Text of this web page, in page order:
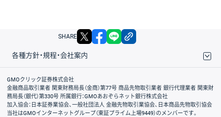
SHARE X facebook
各種方針・規程・会社案内
取引規程・約款
サイトマップ
その他のご案内
個人情報保護方針
最良執行方針
サイトのご利用について
ディスクレイマー
信託保全
リスク説明
会社案内
GMOクリック証券株式会社
金融商品取引業者 関東財務局長（金商）第77号 商品先物取引業者 銀行代理業者 関東財
務局長（銀代）第330号 所属銀行：GMOあおぞらネット銀行株式会社
加入協会：日本証券業協会、一般社団法人 金融先物取引業協会、日本商品先物取引協会
当社はGMOインターネットグループ（東証プライム上場9449）のメンバーです。